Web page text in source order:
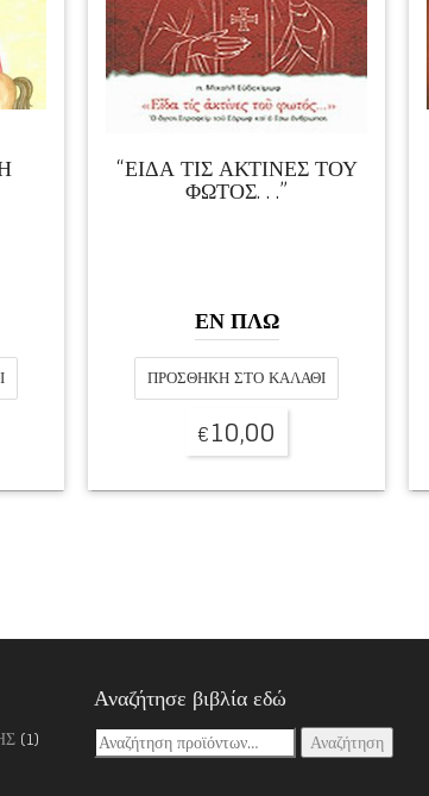
“ΕΙΔΑ ΤΙΣ ΑΚΤΙΝΕΣ ΤΟΥ
ΦΩΤΟΣ. . .”
ΕΝ ΠΛΩ
ΠΡΟΣΘΉΚΗ ΣΤΟ ΚΑΛΆΘΙ
€10,00
(1)
Αναζήτησε βιβλία εδώ
Αναζήτηση
για:
Αναζήτηση